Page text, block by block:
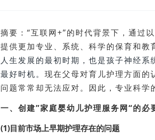
摘要：“互联网+”的时代背景下，通过
提供更加专业、系统、科学的保育和教
人生发展的最初时期，也是孩子神经
最好时机。 现在父母对育儿护理方面的
问题常常却无法应对。因此，专业科学
一、创建”家庭婴幼儿护理服务网“的必
(1)目前市场上早期护理存在的问题